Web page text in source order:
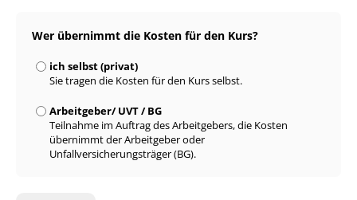
Wer übernimmt die Kosten für den Kurs?
ich selbst (privat)
Sie tragen die Kosten für den Kurs selbst.
Arbeitgeber/ UVT / BG
Teilnahme im Auftrag des Arbeitgebers, die Kosten
übernimmt der Arbeitgeber oder
Unfallversicherungsträger (BG).